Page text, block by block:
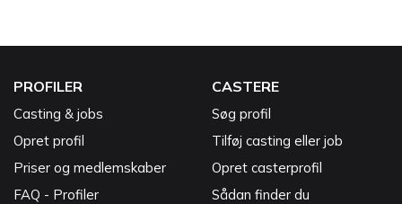
PROFILER
Casting & jobs
Opret profil
Priser og medlemskaber
FAQ - Profiler
CASTERE
Søg profil
Tilføj casting eller job
Opret casterprofil
Sådan finder du